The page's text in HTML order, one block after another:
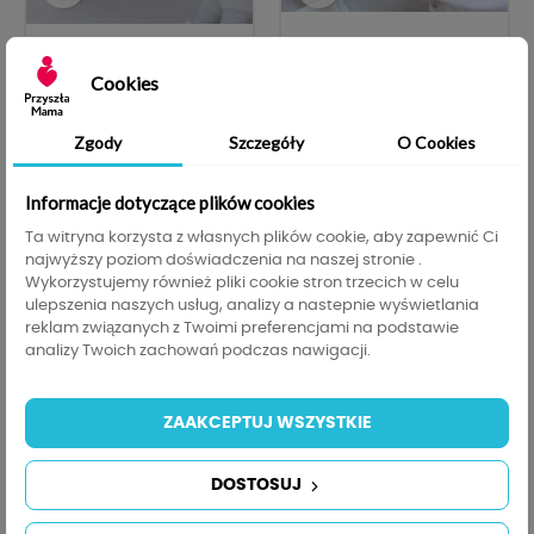
PLUSZOWY JEDNOROŻEC
Z...
Cena
84,00 zł
OBECNIE BRAK NA STANIE
Cookies
Zgody Szczegóły O Cookies
Informacje dotyczące plików cookies
Ta witryna korzysta z własnych plików cookie, aby zapewnić Ci
najwyższy poziom doświadczenia na naszej stronie .
Wykorzystujemy również pliki cookie stron trzecich w celu
ulepszenia naszych usług, analizy a nastepnie wyświetlania
reklam związanych z Twoimi preferencjami na podstawie
analizy Twoich zachowań podczas nawigacji.
DOSTOSUJ
ZAAKCEPTUJ WSZYSTKIE